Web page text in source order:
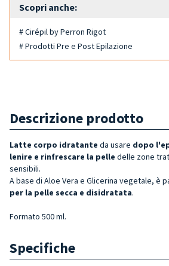
Scopri anche:
# Cirépil by Perron Rigot
# Prodotti Pre e Post Epilazione
Descrizione prodotto
Latte corpo idratante da usare dopo
lenire e rinfrescare la pelle delle zone
sensibili.
A base di Aloe Vera e Glicerina vegetale, è
per la pelle secca e disidratata.
Formato 500 ml.
Specifiche